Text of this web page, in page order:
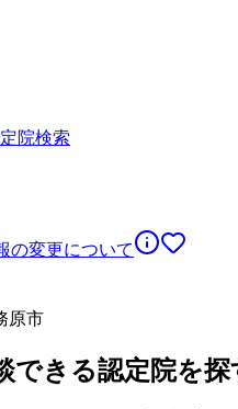
院検索
の変更について
原市
できる認定院を探